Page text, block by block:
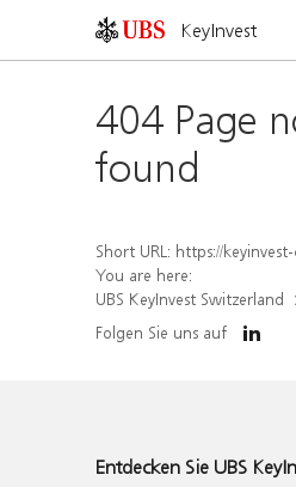
KeyInvest
404 Page
found
Short URL: https://keyinvest-ch.ubs.com/
You are here:
UBS KeyInvest Switzerland
Folgen Sie uns auf
Entdecken Sie UBS